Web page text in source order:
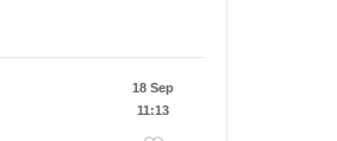
18 Sep
11:13